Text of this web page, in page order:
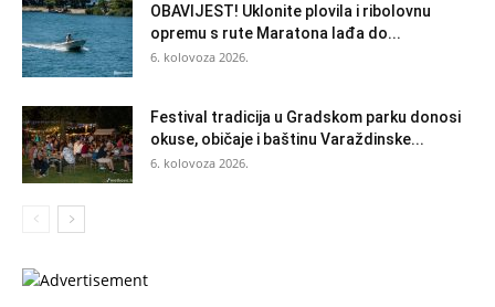
OBAVIJEST! Uklonite plovila i ribolovnu
opremu s rute Maratona lađa do...
6. kolovoza 2026.
Festival tradicija u Gradskom parku donosi
okuse, običaje i baštinu Varaždinske...
6. kolovoza 2026.